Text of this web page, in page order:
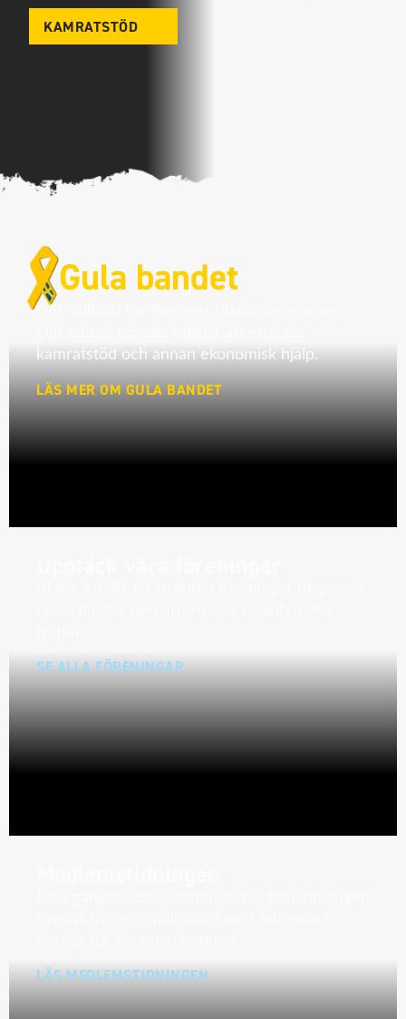
KAMRATSTÖD
Gula bandet
kamratstöd och annan ekonomisk hjälp.
LÄS MER OM GULA BANDET
SE ALLA FÖRENINGAR
LÄS MEDLEMSTIDNINGEN